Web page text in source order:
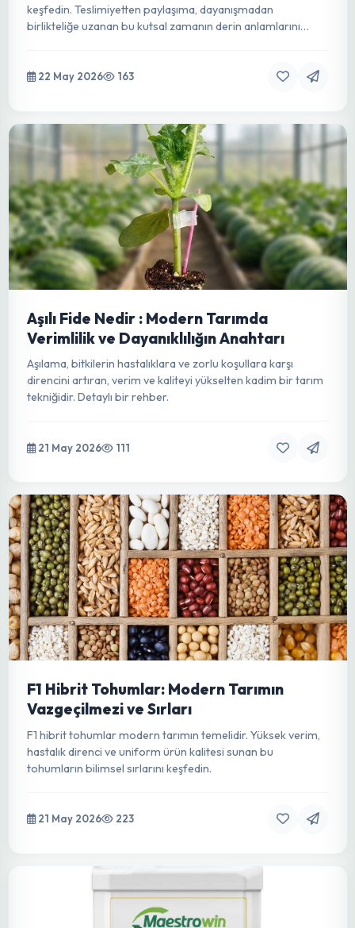
Kurban Bayramı'nın Derin Anlamı:
Teslimiyetten Dayanışmaya Uzanan
Kutsal Bir Yolculuk
Kurban Bayramı'nın dini, kültürel ve sosyal boyutlarını
keşfedin. Teslimiyetten paylaşıma, dayanışmadan
birlikteliğe uzanan bu kutsal zamanın derin anlamlarını
detaylıca inceleyin.
22 May 2026 163
Aşılı Fide Nedir : Modern Tarımda
Verimlilik ve Dayanıklılığın Anahtarı
Aşılama, bitkilerin hastalıklara ve zorlu koşullara karşı
direncini artıran, verim ve kaliteyi yükselten kadim bir tarım
tekniğidir. Detaylı bir rehber.
21 May 2026 111